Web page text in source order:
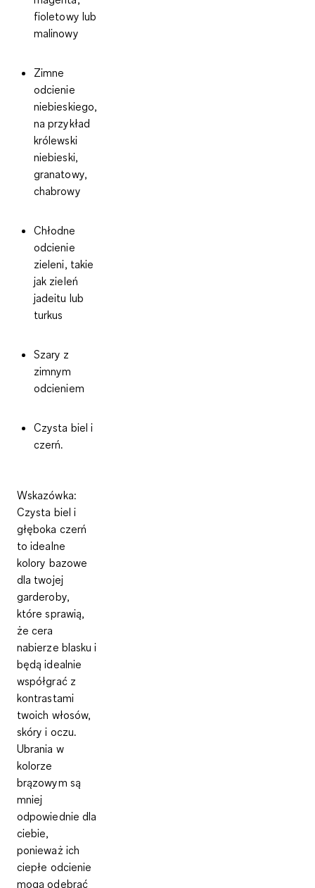
fioletowy lub
malinowy
Zimne
odcienie
niebieskiego,
na przykład
królewski
niebieski,
granatowy,
chabrowy
Chłodne
odcienie
zieleni, takie
jak zieleń
jadeitu lub
turkus
Szary z
zimnym
odcieniem
Czysta biel i
czerń.
Wskazówka:
Czysta biel i
głęboka czerń
to idealne
kolory bazowe
dla twojej
garderoby,
które sprawią,
że cera
nabierze blasku i
będą idealnie
współgrać z
kontrastami
twoich włosów,
skóry i oczu.
Ubrania w
kolorze
brązowym są
mniej
odpowiednie dla
ciebie,
ponieważ ich
ciepłe odcienie
mogą odebrać